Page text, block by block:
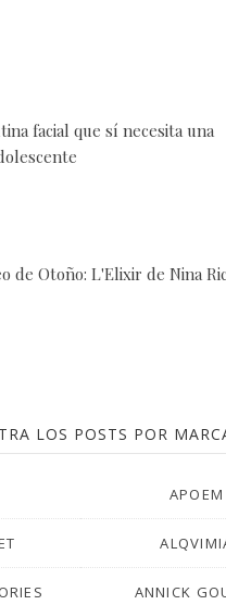
facial que sí necesita una
de Otoño: L'Elixir de Nina
LOS POSTS POR
APOEM
ANNICK